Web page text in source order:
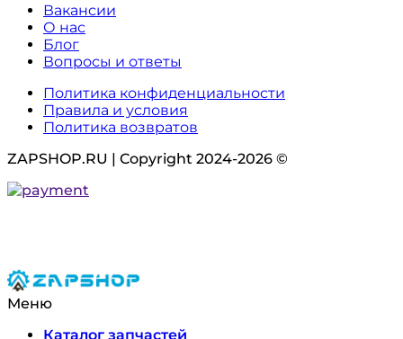
Вакансии
О нас
Блог
Вопросы и ответы
Политика конфиденциальности
Правила и условия
Политика возвратов
ZAPSHOP.RU | Copyright 2024-2026 ©
Меню
Каталог запчастей